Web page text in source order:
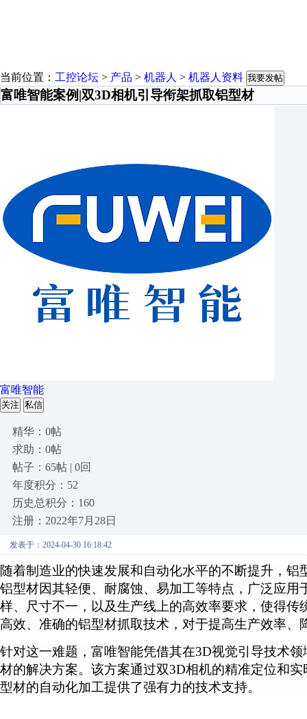
当前位置： 工控论坛 > 产品 > 机器人 > 机器人资料 我要发帖
富唯智能案例|双3D相机引导衔架抓取铝型材
富唯智能
关注 私信
精华：0帖
求助：0帖
帖子：65帖 | 0回
年度积分：52
历史总积分：160
注册：2022年7月28日
发表于：2024-04-30 16:18:42
随着制造业的快速发展和自动化水平的不断提升，
铝型材因其轻便、耐腐蚀、易加工等特点，广泛应
样、尺寸不一，以及生产线上的高效率要求，使得
高效、准确的铝型材抓取技术，对于提高生产效率、
针对这一难题，富唯智能凭借其在3D视觉引导技术
材的解决方案。该方案通过双3D相机的精准定位和
型材的自动化加工提供了强有力的技术支持。